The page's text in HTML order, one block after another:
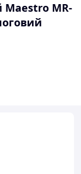
Maestro MR-